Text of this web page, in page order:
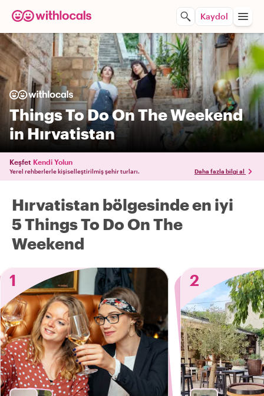
Kaydol
Things To Do On The Weekend
in Hırvatistan
Keşfet Kendi Yolun
Yerel rehberlerle kişiselleştirilmiş şehir turları. Daha fazla bilgi al
Hırvatistan bölgesinde en iyi
5 Things To Do On The
Weekend
1
2